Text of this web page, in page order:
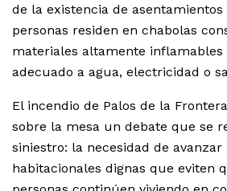
de la existencia de
personas residen en chabolas
materiales altamente inflamables
adecuado a agua, electricidad o
El incendio de Palos de la
sobre la mesa un debate que se
siniestro: la necesidad de avanzar
habitacionales dignas que eviten